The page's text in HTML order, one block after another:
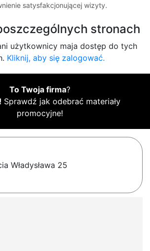
satysfakcjonującej wizyty.
stronach
użytkownicy maja dostęp do tych
Kliknij, aby się zalogować.
To Twoja firma?
Sprawdź jak odebrać materiały
promocyjne!
Władysława 25